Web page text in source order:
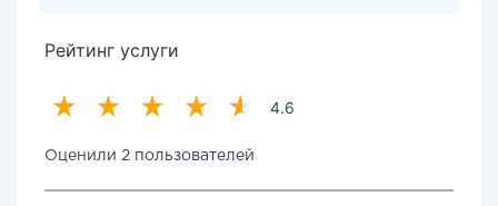
Рейтинг услуги
4.6
Оценили 2 пользователей